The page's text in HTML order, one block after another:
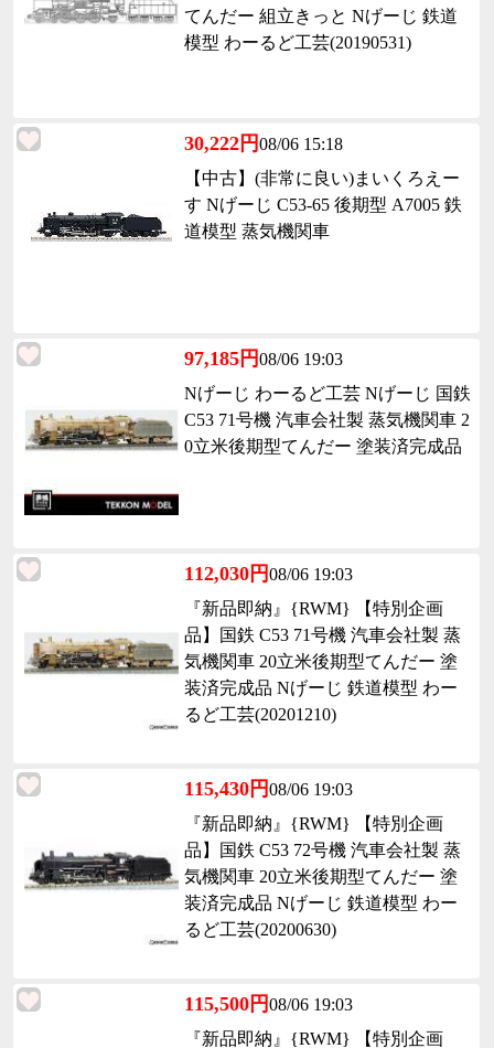
てんだー 組立きっと Nげーじ 鉄道
模型 わーるど工芸(20190531)
30,222円08/06 15:18
【中古】(非常に良い)まいくろえー
す Nげーじ C53-65 後期型 A7005 鉄
道模型 蒸気機関車
97,185円08/06 19:03
Nげーじ わーるど工芸 Nげーじ 国鉄
C53 71号機 汽車会社製 蒸気機関車 2
0立米後期型てんだー 塗装済完成品
112,030円08/06 19:03
『新品即納』{RWM} 【特別企画
品】国鉄 C53 71号機 汽車会社製 蒸
気機関車 20立米後期型てんだー 塗
装済完成品 Nげーじ 鉄道模型 わー
るど工芸(20201210)
115,430円08/06 19:03
『新品即納』{RWM} 【特別企画
品】国鉄 C53 72号機 汽車会社製 蒸
気機関車 20立米後期型てんだー 塗
装済完成品 Nげーじ 鉄道模型 わー
るど工芸(20200630)
115,500円08/06 19:03
『新品即納』{RWM} 【特別企画